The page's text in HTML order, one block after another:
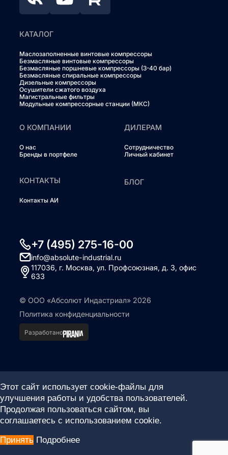
КАТАЛОГ
Маслозаполненные винтовые компрессоры
Безмасляные винтовые компрессоры
Безмасляные поршневые компрессоры (3-40 бар)
Безмасляные спиральные компрессоры
Дизельные компрессоры
Осушители сжатого воздуха
Магистральные фильтры
Модульные компрессорные станции (МКС)
О КОМПАНИИ
О нас
Бренды в портфеле
ДИЛЕРАМ
Сотрудничество
Личный кабинет
КОНТАКТЫ
Контакты АИ
БЛОГ
+7 (495) 275-16-00
info@absolute-industrial.ru
117036, г. Москва, ул. Профсоюзная, д. 3, офис
633
© ООО «Абсолют Индастриал» 2026
Политика конфиденциальности
Разработано
Этот сайт использует cookie-файлы для
улучшения работы и удобства пользователей.
Продолжая пользоваться сайтом, вы
соглашаетесь с использованием cookie.
Принять Подробнее